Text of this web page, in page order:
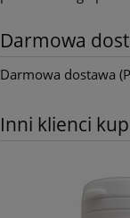
Darmowa
Darmowa dostawa
Inni klienci